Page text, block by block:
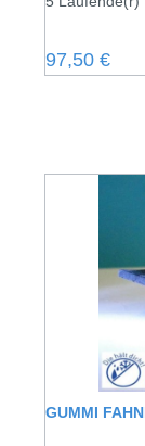
Regulärer
97,50 €
GUMMI